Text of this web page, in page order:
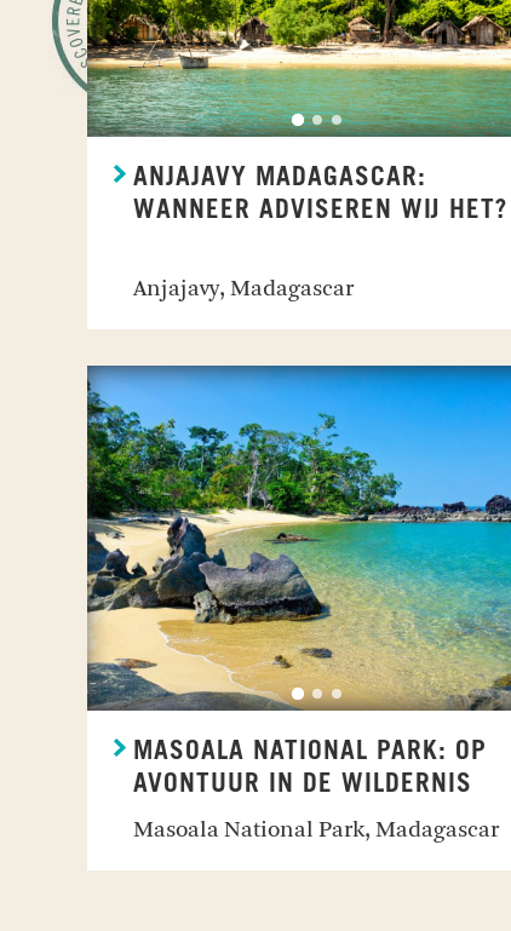
ANJAJAVY MADAGASCAR:
WANNEER ADVISEREN WIJ HET?
Anjajavy, Madagascar
MASOALA NATIONAL PARK: OP
AVONTUUR IN DE WILDERNIS
Masoala National Park, Madagascar